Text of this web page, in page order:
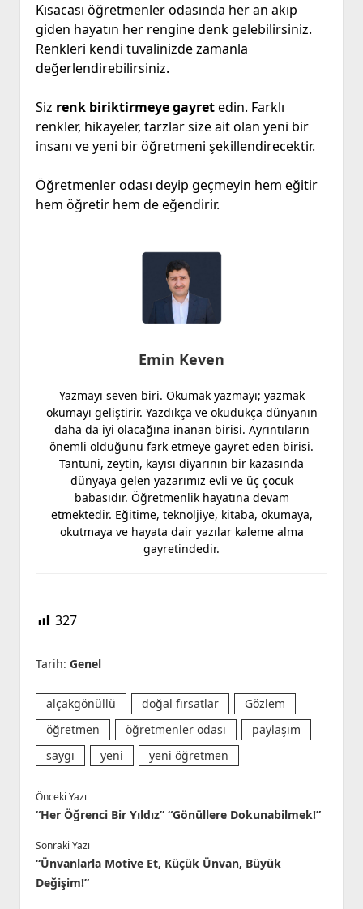
Kısacası öğretmenler odasında her an akıp
giden hayatın her rengine denk gelebilirsiniz.
Renkleri kendi tuvalinizde zamanla
değerlendirebilirsiniz.
Siz renk biriktirmeye gayretedin. Farklı
renkler, hikayeler, tarzlar size ait olan yeni bir
insanı ve yeni bir öğretmeni şekillendirecektir.
Öğretmenler odası deyip geçmeyin hem eğitir
hem öğretir hem de eğendirir.
Emin Keven
Yazmayı seven biri. Okumak yazmayı; yazmak
okumayı geliştirir. Yazdıkça ve okudukça dünyanın
daha da iyi olacağına inanan birisi. Ayrıntıların
önemli olduğunu fark etmeye gayret eden birisi.
Tantuni, zeytin, kayısı diyarının bir kazasında
dünyaya gelen yazarımız evli ve üç çocuk
babasıdır. Öğretmenlik hayatına devam
etmektedir. Eğitime, teknoljiye, kitaba, okumaya,
okutmaya ve hayata dair yazılar kaleme alma
gayretindedir.
327
Tarih: Genel
alçakgönüllü doğal fırsatlar
Gözlem
öğretmen
öğretmenler odası
paylaşım
saygı
yeni yeni öğretmen
Önceki Yazı
“Her Öğrenci Bir Yıldız” “Gönüllere Dokunabilmek!”
Sonraki Yazı
“Ünvanlarla Motive Et, Küçük Ünvan, Büyük
Değişim!”